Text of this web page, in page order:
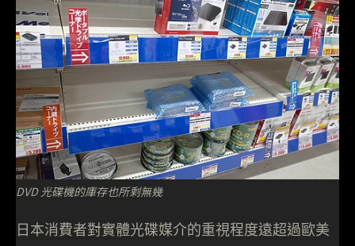
DVD 光碟機的庫存也所剩無幾
日本消費者對實體光碟媒介的重視程度遠超過歐美